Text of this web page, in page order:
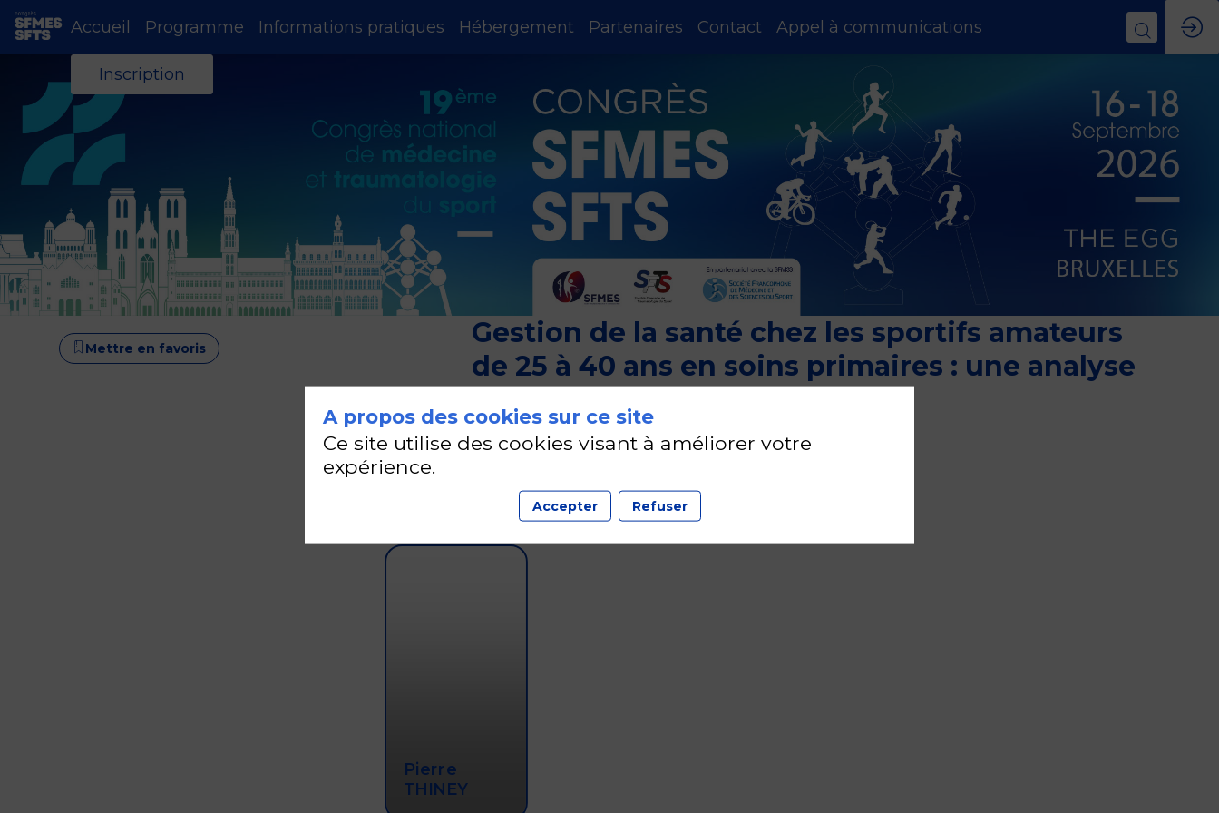
Accueil Programme Informations pratiques Hébergement Partenaires Contact Appel à communications
Inscription
Mettre en favoris
Gestion de la santé chez les sportifs amateurs
de 25 à 40 ans en soins primaires : une analyse
qualitative
17 sept. 2026—17:45 -18:00
Pierre
THINEY
A propos des cookies sur ce site
Ce site utilise des cookies visant à améliorer votre
expérience.
Accepter Refuser